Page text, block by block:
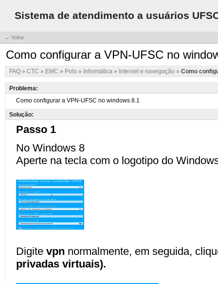
Sistema de atendimento a usuários
← Voltar
Como configurar a VPN-UFSC no
FAQ » CTC » EMC » Polo » Informática » Internet e navegação » Como
Problema:
Solução: